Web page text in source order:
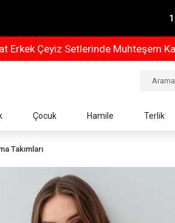
Setlerinde Muhteşem Kampanya
Çocuk Hamile Terlik
Takımları